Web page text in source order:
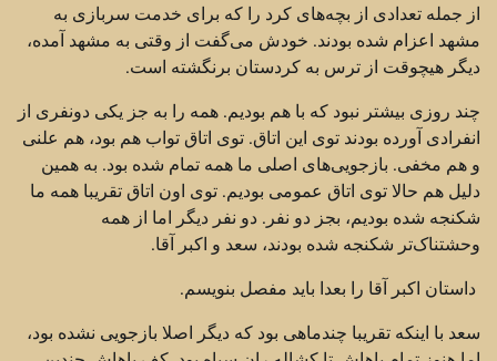
از جمله تعدادی از بچه‌های کرد را که برای خدمت سربازی به
مشهد اعزام شده بودند. خودش می‌گفت از وقتی به مشهد آمده،
دیگر هیچوقت از ترس به کردستان برنگشته است.
چند روزی بیشتر نبود که با هم بودیم. همه را به جز یکی دونفری از
انفرادی آورده بودند توی این اتاق. توی اتاق تواب هم بود، هم علنی
و هم مخفی. بازجویی‌های اصلی ما همه تمام شده بود. به همین
دلیل هم حالا توی اتاق عمومی بودیم. توی اون اتاق تقریبا همه ما
شکنجه شده بودیم، بجز دو نفر. دو نفر دیگر اما از همه
وحشتناک‌تر شکنجه شده بودند، سعد و اکبر آقا.
داستان اکبر آقا را بعدا باید مفصل بنویسم.
سعد با اینکه تقریبا چندماهی بود که دیگر اصلا بازجویی نشده بود،